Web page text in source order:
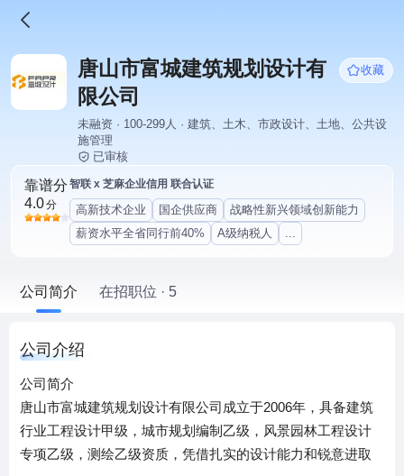
唐山市富城建筑规划设计有
限公司
收藏
未融资 · 100-299人 · 建筑、土木、市政设计、土地、公共设
施管理
已审核
靠谱分
4.0分
智联 x 芝麻企业信用 联合认证
高新技术企业 国企供应商
战略性新兴领域创新能力
薪资水平全省同行前40%
A级纳税人 ...
公司简介 在招职位 · 5
公司介绍
公司简介
唐山市富城建筑规划设计有限公司成立于2006年，具备建筑
行业工程设计甲级，城市规划编制乙级，风景园林工程设计
专项乙级，测绘乙级资质，凭借扎实的设计能力和锐意进取